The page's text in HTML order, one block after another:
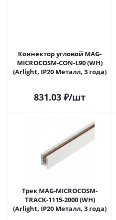
Коннектор угловой MAG-
MICROCOSM-CON-L90 (WH)
(Arlight, IP20 Металл, 3 года)
831.03 ₽/шт
Трек MAG-MICROCOSM-
TRACK-1115-2000 (WH)
(Arlight, IP20 Металл, 3 года)